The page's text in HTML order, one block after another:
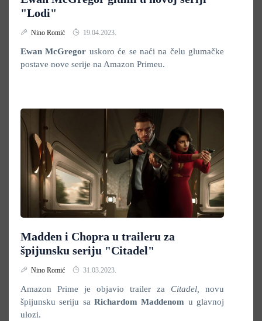
"Lodi"
Nino Romić 19.04.2023.
Ewan McGregor uskoro će se naći na čelu glumačke
postave nove serije na Amazon Primeu.
Madden i Chopra u traileru za
špijunsku seriju "Citadel"
Nino Romić 31.03.2023.
Amazon Prime je objavio trailer za Citadel, novu
špijunsku seriju sa Richardom Maddenom u glavnoj
ulozi.